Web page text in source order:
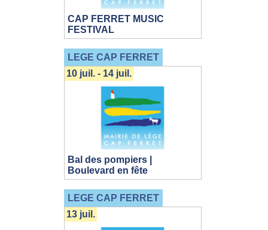
CAP FERRET MUSIC
FESTIVAL
LEGE CAP FERRET
Bal des pompiers |
Boulevard en fête
10 juil. - 14 juil.
LEGE CAP FERRET
13 juil.